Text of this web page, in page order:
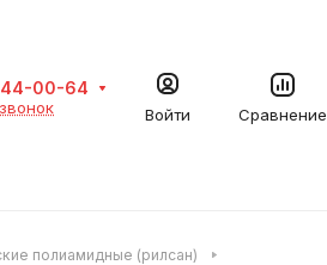
44-00-64
Войти Сравнение
полиамидные (рилсан)